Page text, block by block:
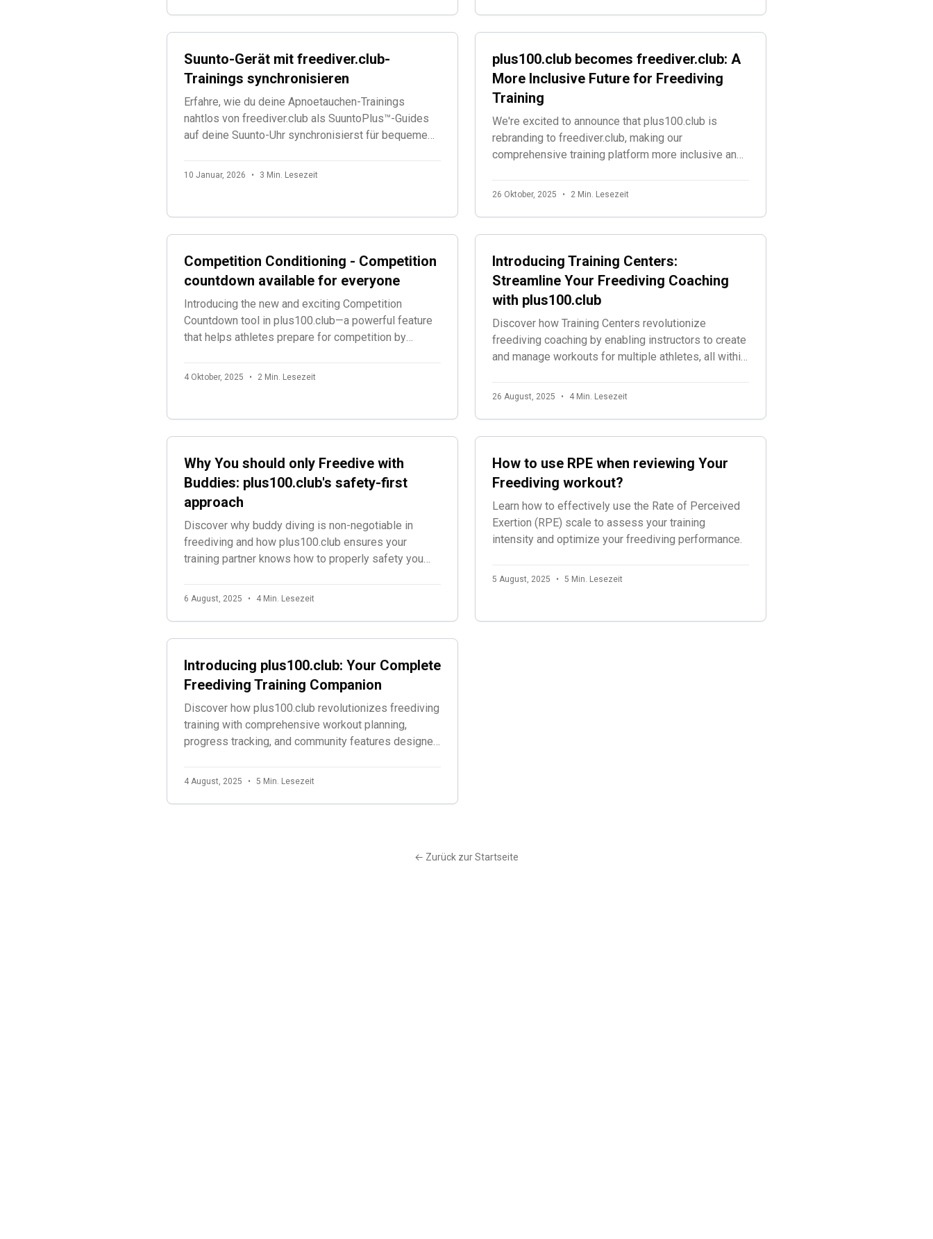
Suunto-Gerät mit freediver.club-
Trainings synchronisieren
Erfahre, wie du deine Apnoetauchen-Trainings
nahtlos von freediver.club als SuuntoPlus™-Guides
auf deine Suunto-Uhr synchronisierst für bequeme
10 Januar, 2026 • 3 Min. Lesezeit
plus100.club becomes freediver.club: A
More Inclusive Future for Freediving
Training
We're excited to announce that plus100.club is
rebranding to freediver.club, making our
comprehensive training platform more inclusive and
26 Oktober, 2025 • 2 Min. Lesezeit
Competition Conditioning - Competition
countdown available for everyone
Introducing the new and exciting Competition
Countdown tool in plus100.club—a powerful feature
that helps athletes prepare for competition by
announcements they'll experience during official
4 Oktober, 2025 • 2 Min. Lesezeit
Introducing Training Centers:
Streamline Your Freediving Coaching
with plus100.club
Discover how Training Centers revolutionize
freediving coaching by enabling instructors to create
and manage workouts for multiple athletes, all within
excellence.
26 August, 2025 • 4 Min. Lesezeit
Why You should only Freedive with
Buddies: plus100.club's safety-first
approach
Discover why buddy diving is non-negotiable in
freediving and how plus100.club ensures your
training partner knows how to properly safety you
6 August, 2025 • 4 Min. Lesezeit
How to use RPE when reviewing Your
Freediving workout?
Learn how to effectively use the Rate of Perceived
Exertion (RPE) scale to assess your training
intensity and optimize your freediving performance.
5 August, 2025 • 5 Min. Lesezeit
Introducing plus100.club: Your Complete
Freediving Training Companion
Discover how plus100.club revolutionizes freediving
training with comprehensive workout planning,
progress tracking, and community features designed
4 August, 2025 • 5 Min. Lesezeit
← Zurück zur Startseite